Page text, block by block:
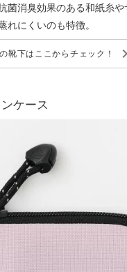
菌消臭効果のある和紙糸
れにくいのも特徴。
靴下はここからチェック！ keyboard_arrow_right
ケース